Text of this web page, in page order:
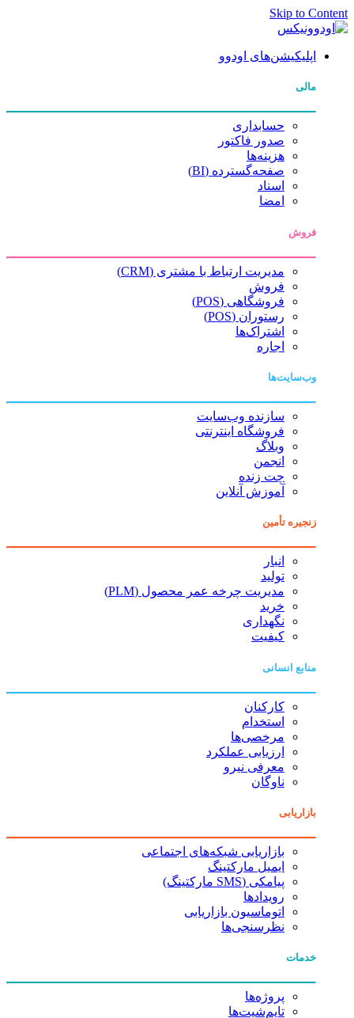
Skip to Content
اپلیکیشن‌های اودوو
مالی
حسابداری
صدور فاکتور
هزینه‌ها
صفحه‌گسترده (BI)
اسناد
امضا
فروش
مدیریت ارتباط با مشتری (CRM)
فروش
فروشگاهی (POS)
رستوران (POS)
اشتراک‌ها
اجاره
وب‌سایت‌ها
سازنده وب‌سایت
فروشگاه اینترنتی
وبلاگ
انجمن
چت زنده
آموزش آنلاین
زنجیره تأمین
انبار
تولید
مدیریت چرخه عمر محصول (PLM)
خرید
نگهداری
کیفیت
منابع انسانی
کارکنان
استخدام
مرخصی‌ها
ارزیابی عملکرد
معرفی نیرو
ناوگان
بازاریابی
بازاریابی شبکه‌های اجتماعی
ایمیل مارکتینگ
پیامکی (SMS مارکتینگ)
رویدادها
اتوماسیون بازاریابی
نظرسنجی‌ها
خدمات
پروژه‌ها
تایم‌شیت‌ها